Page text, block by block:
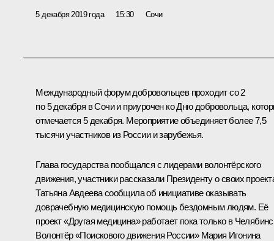
5 декабря 2019 года 15:30 Сочи
Международный форум добровольцев проходит со 2
по 5 декабря в Сочи и приурочен ко Дню добровольца,
отмечается 5 декабря. Мероприятие объединяет более 7,5
тысячи участников из России и зарубежья.
Глава государства пообщался с лидерами волонтёрского
движения, участники рассказали Президенту о своих
Татьяна Авдеева сообщила об инициативе оказывать
доврачебную медицинскую помощь бездомным людям. Её
проект «Другая медицина» работает пока только в
Волонтёр «Поискового движения России» Мария Игонина